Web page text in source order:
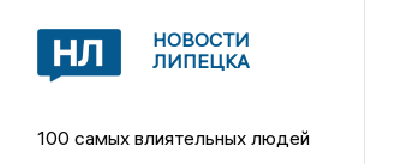
НОВОСТИ
ЛИПЕЦКА
100 самых влиятельных людей